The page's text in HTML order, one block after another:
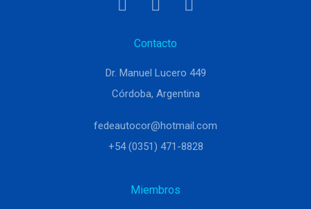
Contacto
Dr. Manuel Lucero 449
Córdoba, Argentina
fedeautocor@hotmail.com
+54 (0351) 471-8828
Miembros